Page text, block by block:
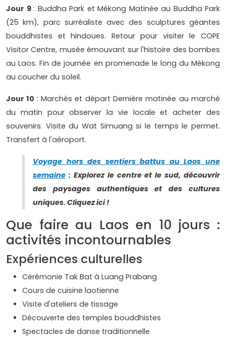
Jour 9 : Buddha Park et Mékong Matinée au Buddha Park
(25 km), parc surréaliste avec des sculptures géantes
bouddhistes et hindoues. Retour pour visiter le COPE
Visitor Centre, musée émouvant sur l'histoire des bombes
au Laos. Fin de journée en promenade le long du Mékong
au coucher du soleil.
Jour 10 : Marchés et départ Dernière matinée au marché
du matin pour observer la vie locale et acheter des
souvenirs. Visite du Wat Simuang si le temps le permet.
Transfert à l'aéroport.
Voyage hors des sentiers battus au Laos une
semaine : Explorez le centre et le sud, découvrir
des paysages authentiques et des cultures
uniques. Cliquez ici !
Que faire au Laos en 10 jours :
activités incontournables
Expériences culturelles
Cérémonie Tak Bat à Luang Prabang
Cours de cuisine laotienne
Visite d'ateliers de tissage
Découverte des temples bouddhistes
Spectacles de danse traditionnelle